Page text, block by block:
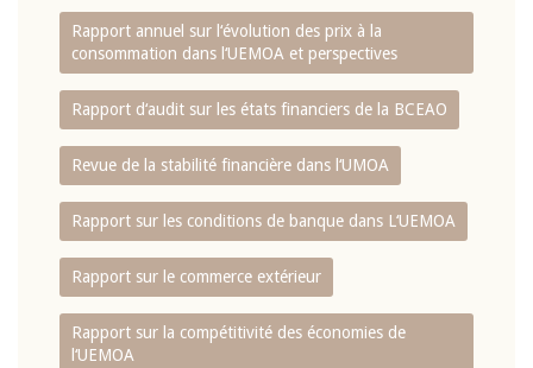
Rapport annuel sur l‘évolution des prix à la
consommation dans l‘UEMOA et perspectives
Rapport d‘audit sur les états financiers de la BCEAO
Revue de la stabilité financière dans l‘UMOA
Rapport sur les conditions de banque dans L‘UEMOA
Rapport sur le commerce extérieur
Rapport sur la compétitivité des économies de
l‘UEMOA